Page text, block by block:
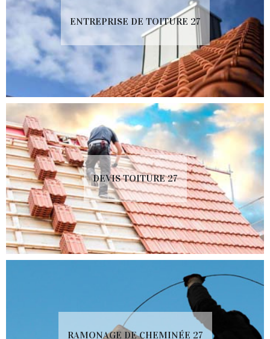
ENTREPRISE DE TOITURE 27
DEVIS TOITURE 27
RAMONAGE DE CHEMINÉE 27